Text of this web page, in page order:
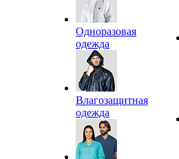
Одноразовая
одежда
Влагозащитная
одежда